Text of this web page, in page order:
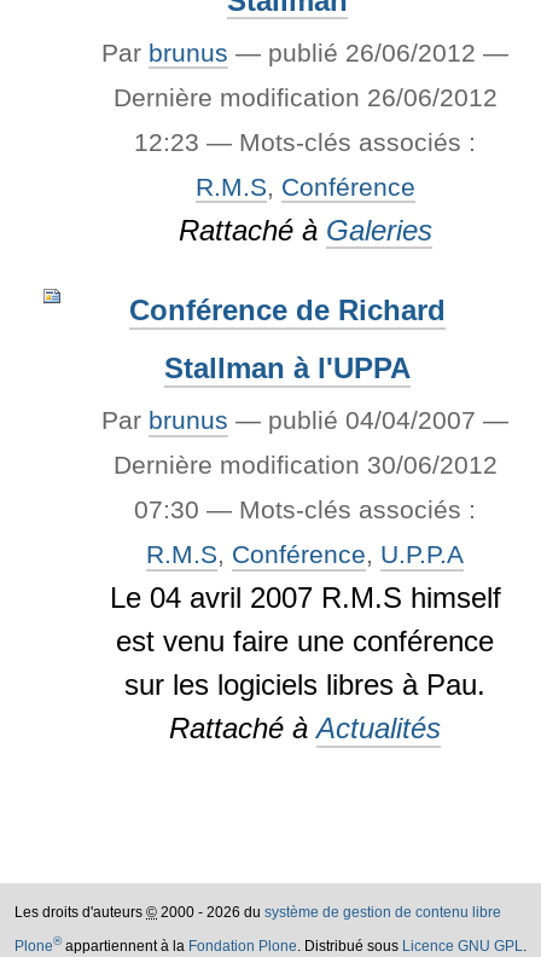
Par brunus — publié 26/06/2012—
Dernière modification 26/06/2012
12:23— Mots-clés associés :
R.M.S, Conférence
Rattaché à Galeries
Conférence de Richard
Stallman à l'UPPA
Par brunus — publié 04/04/2007—
Dernière modification 30/06/2012
07:30— Mots-clés associés :
R.M.S, Conférence, U.P.P.A
Le 04 avril 2007 R.M.S himself
est venu faire une conférence
sur les logiciels libres à Pau.
Rattaché à Actualités
Les droits d'auteurs © 2000 - 2026 du système de gestion de contenu libre
Plone®appartiennent à la Fondation Plone. Distribué sous Licence GNU GPL.